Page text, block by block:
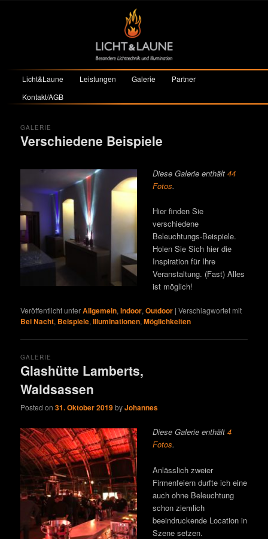
Hauptmenü
Zum primären Inhalt springen
Zum sekundären Inhalt springen
Licht&Laune Leistungen Galerie
Partner
Kontakt/AGB
Verschiedene Beispiele
GALERIE
Diese Galerie enthält44
Fotos.
Hier finden Sie
verschiedene
Beleuchtungs-Beispiele.
Holen Sie Sich hier die
Inspiration für Ihre
Veranstaltung. (Fast) Alles
ist möglich!
Veröffentlicht unterAllgemein,Indoor,Outdoor |Verschlagwortet mit
Bei Nacht, Beispiele,Illuminationen,Möglichkeiten
Glashütte Lamberts,
Waldsassen
GALERIE
Posted on31. Oktober 2019byJohannes
Diese Galerie enthält4
Fotos.
Anlässlich zweier
Firmenfeiern durfte ich eine
auch ohne Beleuchtung
schon ziemlich
beeindruckende Location in
Szene setzen.